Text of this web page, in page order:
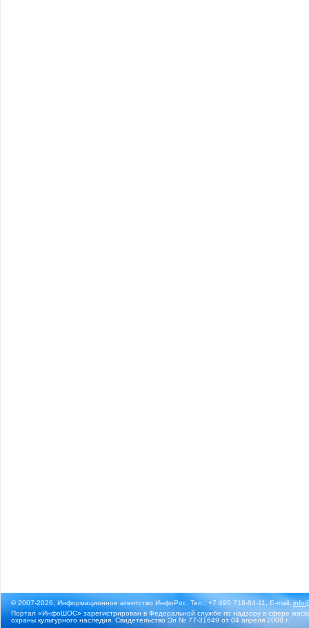
© 2007-2026, Информационное агентство ИнфоРос. Тел.: +7 495 718-84-11, E-mail:
Портал «ИнфоШОС» зарегистрирован в Федеральной службе по надзору в сфере
охраны культурного наследия. Свидетельство Эл № 77-31649 от 04 апреля 2008 г.